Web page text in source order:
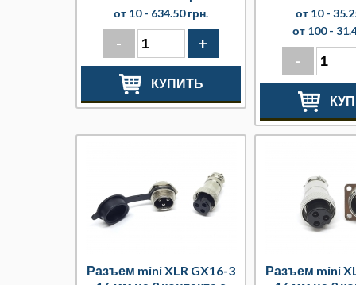
от 10 - 634.50 грн.
- +
КУПИТЬ
от 10 -
от 100 -
-
Разъем mini XLR GX16-3
Разъем mini